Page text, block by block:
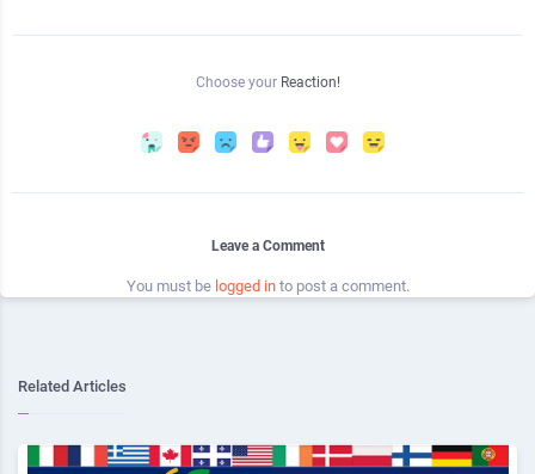
Choose your Reaction!
Leave a Comment
You must be logged into post a comment.
Related Articles